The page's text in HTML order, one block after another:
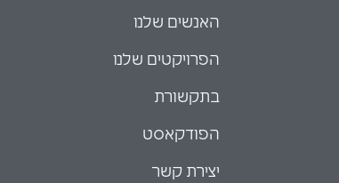
האנשים שלנו
הפרויקטים שלנו
בתקשורת
הפודקאסט
יצירת קשר